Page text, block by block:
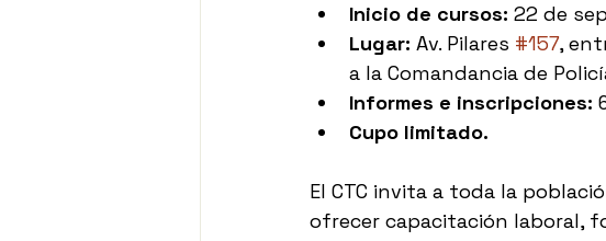
Inicio de cursos: 22 de
Lugar: Av. Pilares #157,
a la Comandancia de
Informes e inscripciones:
Cupo limitado.
El CTC invita a toda la
ofrecer capacitación laboral,